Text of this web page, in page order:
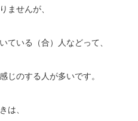
ませんが、
ている（合）人などって、
じのする人が多いです。
は、